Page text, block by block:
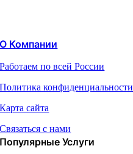
О Компании
Работаем по всей России
Политика конфиденциальности
Карта сайта
Связаться с нами
Популярные Услуги